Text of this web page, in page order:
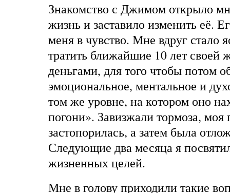
Знакомство с Джимом открыло
жизнь и заставило изменить её.
меня в чувство. Мне вдруг стало
тратить ближайшие 10 лет своей
деньгами, для того чтобы потом
эмоциональное, ментальное и
том же уровне, на котором оно
погони». Завизжали тормоза, моя
застопорилась, а затем была
Следующие два месяца я
жизненных целей.
Мне в голову приходили такие